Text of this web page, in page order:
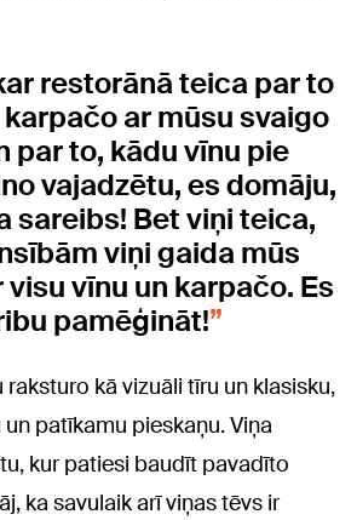
restorānā teica par to
ar mūsu svaigo
par to, kādu vīnu pie
vajadzētu, es domāju,
sareibs! Bet viņi teica,
viņi gaida mūs
vīnu un karpačo. Es
pamēģināt!
kā vizuāli tīru un klasisku,
patīkamu pieskaņu. Viņa
kur patiesi baudīt pavadīto
ka savulaik arī viņas tēvs ir